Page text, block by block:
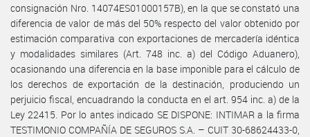
consignación Nro. 14074ES01000157B), en la que se constató una
diferencia de valor de más del 50% respecto del valor obtenido por
estimación comparativa con exportaciones de mercadería idéntica
y modalidades similares (Art. 748 inc. a) del Código Aduanero),
ocasionando una diferencia en la base imponible para el cálculo de
los derechos de exportación de la destinación, produciendo un
perjuicio fiscal, encuadrando la conducta en el art. 954 inc. a) de la
Ley 22415. Por lo antes indicado SE DISPONE: INTIMAR a la firma
TESTIMONIO COMPAÑÍA DE SEGUROS S.A. – CUIT 30-68624433-0,